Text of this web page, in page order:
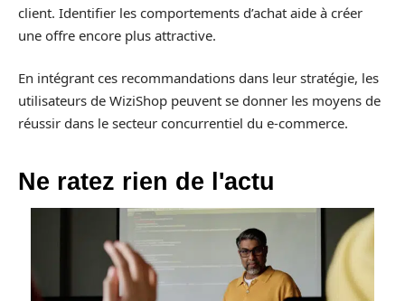
client. Identifier les comportements d’achat aide à créer
une offre encore plus attractive.
En intégrant ces recommandations dans leur stratégie, les
utilisateurs de WiziShop peuvent se donner les moyens de
réussir dans le secteur concurrentiel du e-commerce.
Ne ratez rien de l'actu